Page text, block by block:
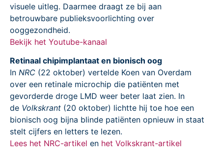
visuele uitleg. Daarmee draagt ze bij aan
betrouwbare publieksvoorlichting over
ooggezondheid.
Bekijk het Youtube-kanaal
Retinaal chipimplantaat en bionisch oog
In NRC (22 oktober) vertelde Koen van Overdam
over een retinale microchip die patiënten met
gevorderde droge LMD weer beter laat zien. In
de Volkskrant (20 oktober) lichtte hij toe hoe een
bionisch oog bijna blinde patiënten opnieuw in staat
stelt cijfers en letters te lezen.
Lees het NRC-artikel en het Volkskrant-artikel